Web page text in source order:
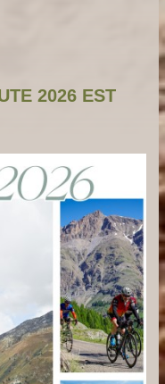
2026 EST